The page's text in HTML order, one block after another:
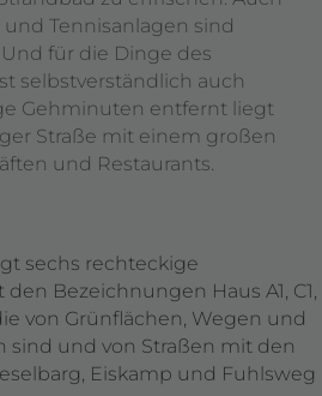
Tennisanlagen sind
für die Dinge des
selbstverständlich auch
Gehminuten entfernt liegt
Straße mit einem großen
und Restaurants.